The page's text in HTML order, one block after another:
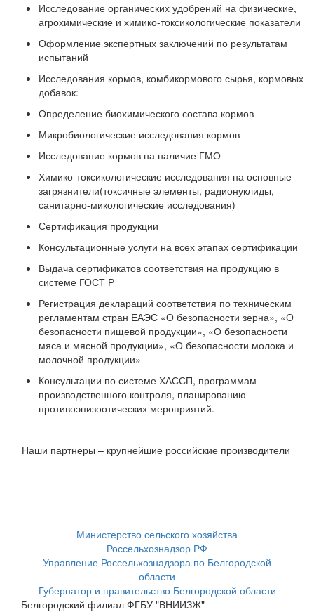
Исследование органических удобрений на физические,
агрохимические и химико-токсикологические показатели
Оформление экспертных заключений по результатам
испытаний
Исследования кормов, комбикормового сырья, кормовых
добавок:
Определение биохимического состава кормов
Микробиологические исследования кормов
Исследование кормов на наличие ГМО
Химико-токсикологические исследования на основные
загрязнители(токсичные элементы, радионуклиды,
санитарно-микологические исследования)
Сертификация продукции
Консультационные услуги на всех этапах сертификации
Выдача сертификатов соответствия на продукцию в
системе ГОСТ Р
Регистрация деклараций соответствия по техническим
регламентам стран ЕАЭС «О безопасности зерна», «О
безопасности пищевой продукции», «О безопасности
мяса и мясной продукции», «О безопасности молока и
молочной продукции»
Консультации по системе ХАССП, программам
производственного контроля, планированию
противоэпизоотических мероприятий.
Наши партнеры – крупнейшие российские производители
Министерство сельского хозяйства
Россельхознадзор РФ
Управление Россельхознадзора по Белгородской
области
Губернатор и правительство Белгородской области
Белгородский филиал ФГБУ "ВНИИЗЖ"